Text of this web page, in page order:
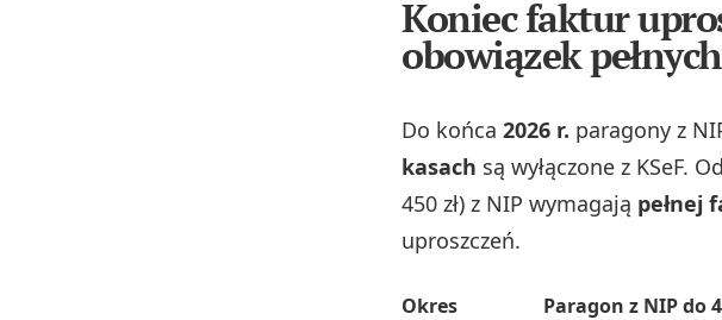
Koniec faktur
obowiązek
Do końca 2026 r. paragony z
kasach są wyłączone z KSeF.
450 zł) z NIP wymagają pełnej
uproszczeń.
Okres Paragon z NIP do